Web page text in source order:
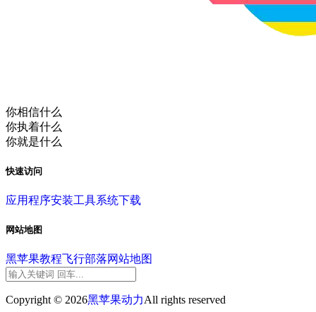
你相信什么
你执着什么
你就是什么
快速访问
应用程序安装工具系统下载
网站地图
黑苹果教程飞行部落网站地图
Copyright © 2026黑苹果动力All rights reserved